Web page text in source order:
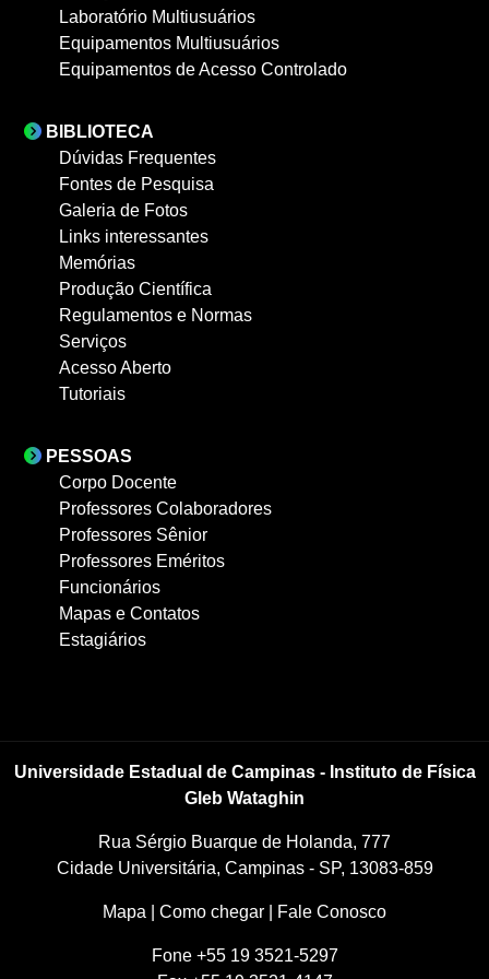
Laboratório Multiusuários
Equipamentos Multiusuários
Equipamentos de Acesso Controlado
BIBLIOTECA
Dúvidas Frequentes
Fontes de Pesquisa
Galeria de Fotos
Links interessantes
Memórias
Produção Científica
Regulamentos e Normas
Serviços
Acesso Aberto
Tutoriais
PESSOAS
Corpo Docente
Professores Colaboradores
Professores Sênior
Professores Eméritos
Funcionários
Mapas e Contatos
Estagiários
Universidade Estadual de Campinas - Instituto de Física
Gleb Wataghin
Rua Sérgio Buarque de Holanda, 777
Cidade Universitária, Campinas - SP, 13083-859
Mapa Como chegar Fale Conosco
Fone +55 19 3521-5297